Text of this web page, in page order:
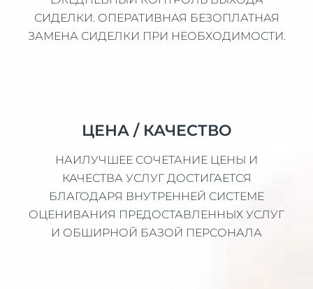
СИДЕЛКИ. ОПЕРАТИВНАЯ БЕЗОПЛАТНАЯ
ЗАМЕНА СИДЕЛКИ ПРИ НЕОБХОДИМОСТИ.
ЦЕНА / КАЧЕСТВО
НАИЛУЧШЕЕ СОЧЕТАНИЕ ЦЕНЫ И
КАЧЕСТВА УСЛУГ ДОСТИГАЕТСЯ
БЛАГОДАРЯ ВНУТРЕННЕЙ СИСТЕМЕ
ОЦЕНИВАНИЯ ПРЕДОСТАВЛЕННЫХ УСЛУГ
И ОБШИРНОЙ БАЗОЙ ПЕРСОНАЛА